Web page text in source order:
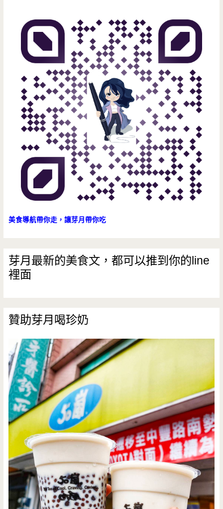
美食導航帶你走，讓芽月帶你吃
芽月最新的美食文，都可以推到你的line
裡面
贊助芽月喝珍奶